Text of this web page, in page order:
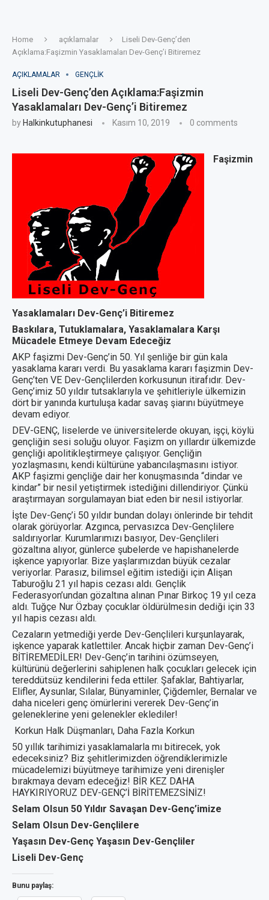
Home açıklamalar
Liseli Dev-Genç’den
Açıklama:Faşizmin Yasaklamaları Dev-Genç’i Bitiremez
AÇIKLAMALAR GENÇLIK
Liseli Dev-Genç’den Açıklama:Faşizmin
Yasaklamaları Dev-Genç’i Bitiremez
by Halkinkutuphanesi Kasım 10, 2019 0 comments
Faşizmin
Yasaklamaları Dev-Genç’i Bitiremez
Baskılara, Tutuklamalara, Yasaklamalara Karşı
Mücadele Etmeye Devam Edeceğiz
AKP faşizmi Dev-Genç’in 50. Yıl şenliğe bir gün kala
yasaklama kararı verdi. Bu yasaklama kararı faşizmin Dev-
Genç’ten VE Dev-Gençlilerden korkusunun itirafıdır. Dev-
Genç’imiz 50 yıldır tutsaklarıyla ve şehitleriyle ülkemizin
dört bir yanında kurtuluşa kadar savaş şiarını büyütmeye
devam ediyor.
DEV-GENÇ, liselerde ve üniversitelerde okuyan, işçi, köylü
gençliğin sesi soluğu oluyor. Faşizm on yıllardır ülkemizde
gençliği apolitikleştirmeye çalışıyor. Gençliğin
yozlaşmasını, kendi kültürüne yabancılaşmasını istiyor.
AKP faşizmi gençliğe dair her konuşmasında “dindar ve
kindar” bir nesil yetiştirmek istediğini dillendiriyor. Çünkü
araştırmayan sorgulamayan biat eden bir nesil istiyorlar.
İşte Dev-Genç’i 50 yıldır bundan dolayı önlerinde bir tehdit
olarak görüyorlar. Azgınca, pervasızca Dev-Gençlilere
saldırıyorlar. Kurumlarımızı basıyor, Dev-Gençlileri
gözaltına alıyor, günlerce şubelerde ve hapishanelerde
işkence yapıyorlar. Bize yaşlarımızdan büyük cezalar
veriyorlar. Parasız, bilimsel eğitim istediği için Alişan
Taburoğlu 21 yıl hapis cezası aldı. Gençlik
Federasyon’undan gözaltına alınan Pınar Birkoç 19 yıl ceza
aldı. Tuğçe Nur Özbay çocuklar öldürülmesin dediği için 33
yıl hapis cezası aldı.
Cezaların yetmediği yerde Dev-Gençlileri kurşunlayarak,
işkence yaparak katlettiler. Ancak hiçbir zaman Dev-Genç’i
BİTİREMEDİLER! Dev-Genç’in tarihini özümseyen,
kültürünü değerlerini sahiplenen halk çocukları gelecek için
tereddütsüz kendilerini feda ettiler. Şafaklar, Bahtiyarlar,
Elifler, Aysunlar, Sılalar, Bünyaminler, Çiğdemler, Bernalar ve
daha niceleri genç ömürlerini vererek Dev-Genç’in
geleneklerine yeni gelenekler eklediler!
Korkun Halk Düşmanları, Daha Fazla Korkun
50 yıllık tarihimizi yasaklamalarla mı bitirecek, yok
edeceksiniz? Biz şehitlerimizden öğrendiklerimizle
mücadelemizi büyütmeye tarihimize yeni direnişler
bırakmaya devam edeceğiz! BİR KEZ DAHA
HAYKIRIYORUZ DEV-GENÇ’İ BİRİTEMEZSİNİZ!
Selam Olsun 50 Yıldır Savaşan Dev-Genç’imize
Selam Olsun Dev-Gençlilere
Yaşasın Dev-Genç Yaşasın Dev-Gençliler
Liseli Dev-Genç
Bunu paylaş: